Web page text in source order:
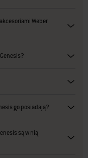
Weber
go posiadają?
są w nią